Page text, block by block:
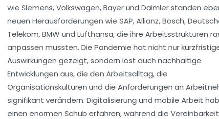
wie Siemens, Volkswagen, Bayer und Daimler standen
neuen Herausforderungen wie SAP, Allianz, Bosch,
Telekom, BMW und Lufthansa, die ihre Arbeitsstrukturen
anpassen mussten. Die Pandemie hat nicht nur
Auswirkungen gezeigt, sondern löst auch nachhaltige
Entwicklungen aus, die den Arbeitsalltag, die
Organisationskulturen und die Anforderungen an
signifikant verändern. Digitalisierung und mobile Arbeit
einen enormen Schub erfahren, während die